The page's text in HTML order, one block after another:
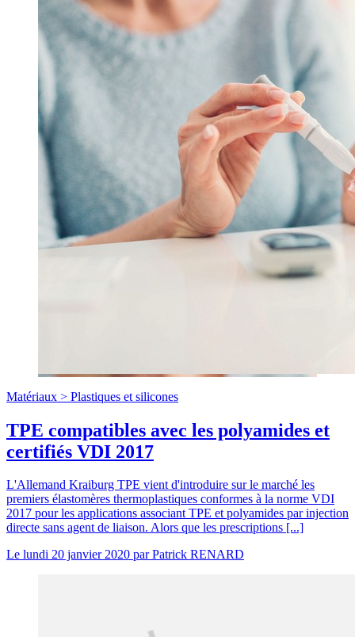
Matériaux > Plastiques et silicones
TPE compatibles avec les polyamides et
certifiés VDI 2017
L'Allemand Kraiburg TPE vient d'introduire sur le marché les
premiers élastomères thermoplastiques conformes à la norme VDI
2017 pour les applications associant TPE et polyamides par injection
directe sans agent de liaison. Alors que les prescriptions [...]
Le lundi 20 janvier 2020 parPatrick RENARD